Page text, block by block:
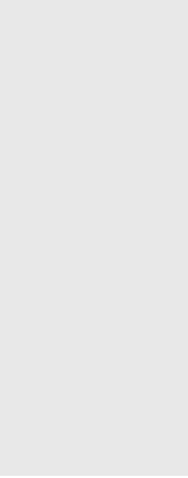
etc.
etc.
vieles